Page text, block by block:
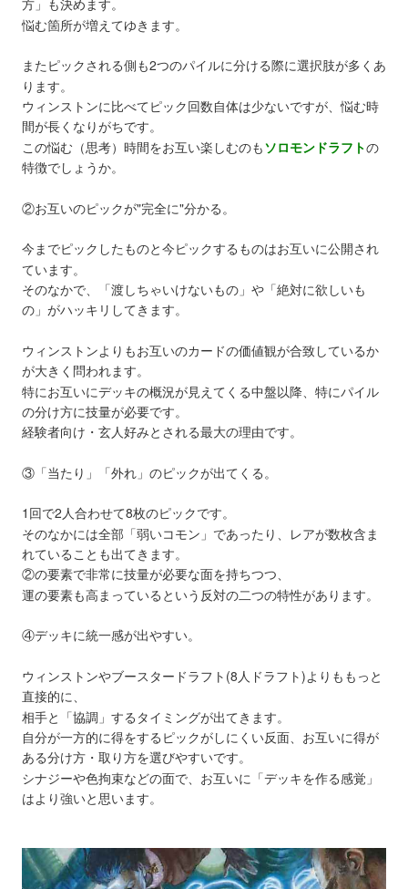
方」も決めます。
悩む箇所が増えてゆきます。
またピックされる側も2つのパイルに分ける際に選択肢が多くあ
ります。
ウィンストンに比べてピック回数自体は少ないですが、悩む時
間が長くなりがちです。
この悩む（思考）時間をお互い楽しむのもソロモンドラフトの
特徴でしょうか。
②お互いのピックが"完全に"分かる。
今までピックしたものと今ピックするものはお互いに公開され
ています。
そのなかで、「渡しちゃいけないもの」や「絶対に欲しいも
の」がハッキリしてきます。
ウィンストンよりもお互いのカードの価値観が合致しているか
が大きく問われます。
特にお互いにデッキの概況が見えてくる中盤以降、特にパイル
の分け方に技量が必要です。
経験者向け・玄人好みとされる最大の理由です。
③「当たり」「外れ」のピックが出てくる。
1回で2人合わせて8枚のピックです。
そのなかには全部「弱いコモン」であったり、レアが数枚含ま
れていることも出てきます。
②の要素で非常に技量が必要な面を持ちつつ、
運の要素も高まっているという反対の二つの特性があります。
④デッキに統一感が出やすい。
ウィンストンやブースタードラフト(8人ドラフト)よりももっと
直接的に、
相手と「協調」するタイミングが出てきます。
自分が一方的に得をするピックがしにくい反面、お互いに得が
ある分け方・取り方を選びやすいです。
シナジーや色拘束などの面で、お互いに「デッキを作る感覚」
はより強いと思います。